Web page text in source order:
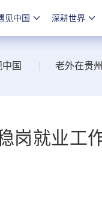
见中国 深耕世界
国 老外在贵州
岗就业工